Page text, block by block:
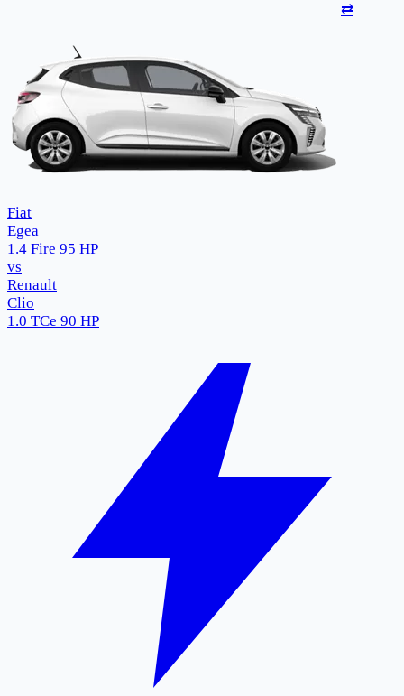
⇄
Fiat
Egea
1.4 Fire 95 HP
vs
Renault
Clio
1.0 TCe 90 HP